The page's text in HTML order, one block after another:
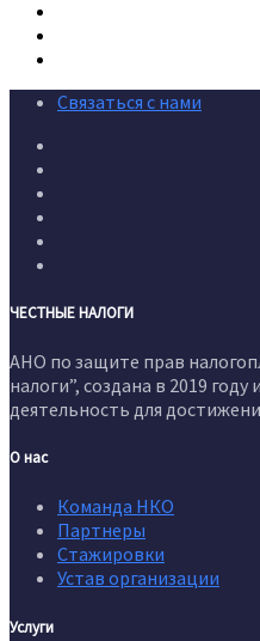
Связаться с нами
ЧЕСТНЫЕ НАЛОГИ
АНО по защите прав
налоги”, создана в 2019
деятельность для
О нас
Команда НКО
Партнеры
Стажировки
Устав организации
Услуги